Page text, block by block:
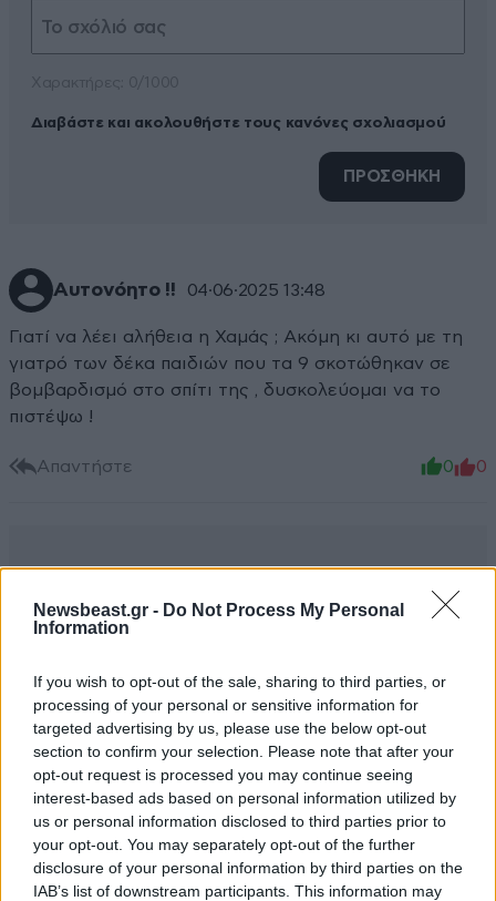
Newsbeast.gr - Do Not Process My Personal
Information
If you wish to opt-out of the sale, sharing to third parties, or
processing of your personal or sensitive information for
targeted advertising by us, please use the below opt-out
section to confirm your selection. Please note that after your
opt-out request is processed you may continue seeing
interest-based ads based on personal information utilized by
us or personal information disclosed to third parties prior to
your opt-out. You may separately opt-out of the further
disclosure of your personal information by third parties on the
IAB’s list of downstream participants. This information may
Διαβάστε και ακολουθήστε τους κανόνες σχολιασμού
ΠΡΟΣΘΗΚΗ
Αυτονόητο !! 04·06·2025 13:48
Γιατί να λέει αλήθεια η Χαμάς ; Ακόμη κι αυτό με τη
γιατρό των δέκα παιδιών που τα 9 σκοτώθηκαν σε
βομβαρδισμό στο σπίτι της , δυσκολεύομαι να το
πιστέψω !
Απαντήστε 0 0